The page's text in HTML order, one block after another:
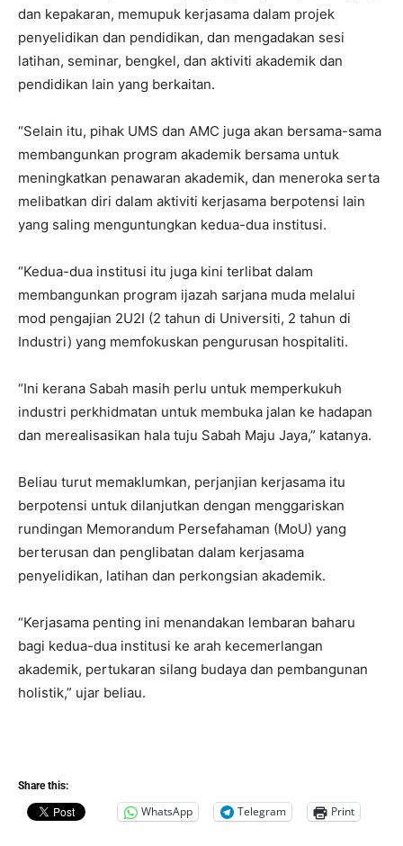
dan kepakaran, memupuk kerjasama dalam projek
penyelidikan dan pendidikan, dan mengadakan sesi
latihan, seminar, bengkel, dan aktiviti akademik dan
pendidikan lain yang berkaitan.
“Selain itu, pihak UMS dan AMC juga akan bersama-sama
membangunkan program akademik bersama untuk
meningkatkan penawaran akademik, dan meneroka serta
melibatkan diri dalam aktiviti kerjasama berpotensi lain
yang saling menguntungkan kedua-dua institusi.
“Kedua-dua institusi itu juga kini terlibat dalam
membangunkan program ijazah sarjana muda melalui
mod pengajian 2U2I (2 tahun di Universiti, 2 tahun di
Industri) yang memfokuskan pengurusan hospitaliti.
“Ini kerana Sabah masih perlu untuk memperkukuh
industri perkhidmatan untuk membuka jalan ke hadapan
dan merealisasikan hala tuju Sabah Maju Jaya,” katanya.
Beliau turut memaklumkan, perjanjian kerjasama itu
berpotensi untuk dilanjutkan dengan menggariskan
rundingan Memorandum Persefahaman (MoU) yang
berterusan dan penglibatan dalam kerjasama
penyelidikan, latihan dan perkongsian akademik.
“Kerjasama penting ini menandakan lembaran baharu
bagi kedua-dua institusi ke arah kecemerlangan
akademik, pertukaran silang budaya dan pembangunan
holistik,” ujar beliau.
Share this:
WhatsApp Telegram Print